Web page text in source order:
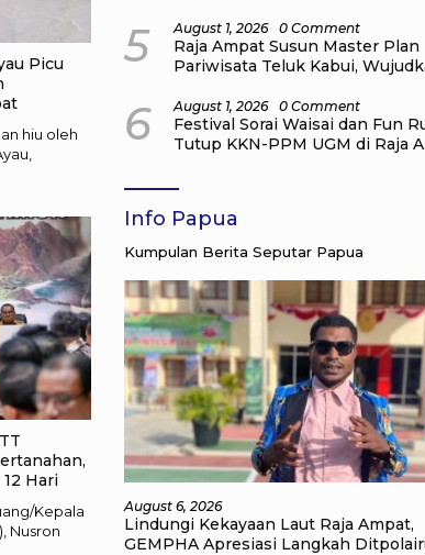
Picu
hiu oleh
Hari
Kepala
Nusron
Budaya
5 August 1, 2026 0 Comment
Raja Ampat Susun Master Plan
Pariwisata Teluk Kabui,
Berkelanjutan
6 August 1, 2026 0 Comment
Festival Sorai Waisai dan Fun
Tutup KKN-PPM UGM di Raja
Info Papua
Kumpulan Berita Seputar Papua
August 6, 2026
Lindungi Kekayaan Laut Raja Ampat,
GEMPHA Apresiasi Langkah